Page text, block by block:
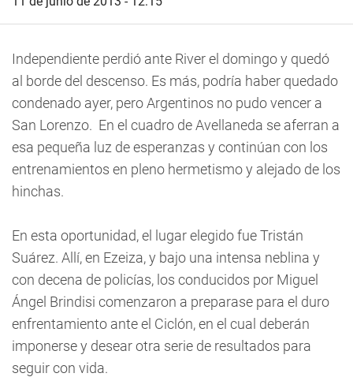
Independiente perdió ante River el domingo y quedó
al borde del descenso. Es más, podría haber quedado
condenado ayer, pero Argentinos no pudo vencer a
San Lorenzo. En el cuadro de Avellaneda se aferran a
esa pequeña luz de esperanzas y continúan con los
entrenamientos en pleno hermetismo y alejado de los
hinchas.
En esta oportunidad, el lugar elegido fue Tristán
Suárez. Allí, en Ezeiza, y bajo una intensa neblina y
con decena de policías, los conducidos por Miguel
Ángel Brindisi comenzaron a preparase para el duro
enfrentamiento ante el Ciclón, en el cual deberán
imponerse y desear otra serie de resultados para
seguir con vida.